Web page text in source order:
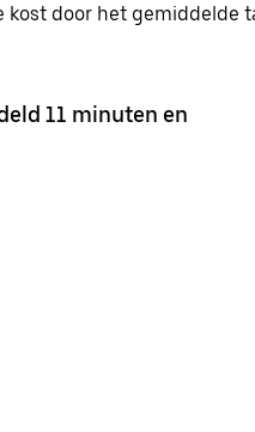
door het gemiddelde
11 minuten en